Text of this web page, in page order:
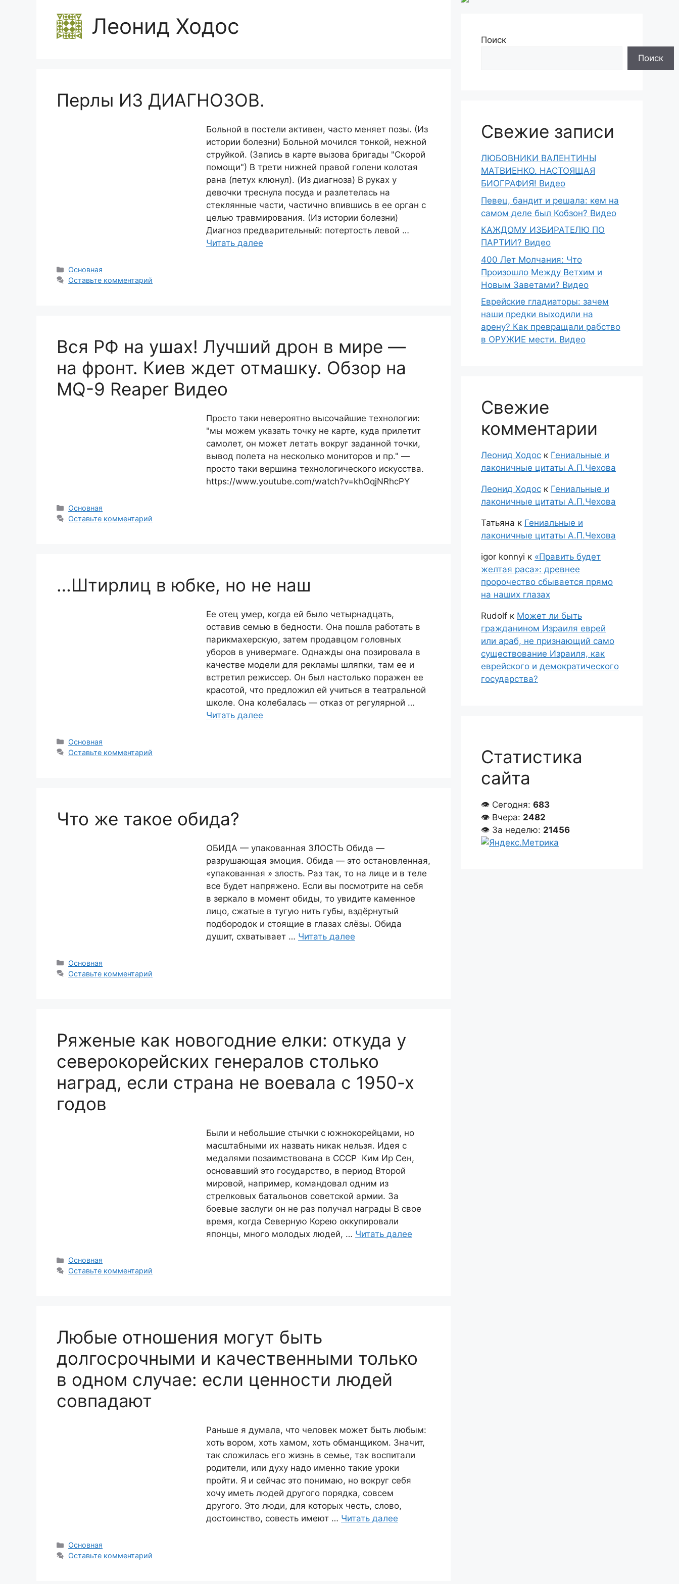
Леонид Ходос
Перлы ИЗ ДИАГНОЗОВ.
Больной в постели активен, часто меняет позы. (Из
истории болезни) Больной мочился тонкой, нежной
струйкой. (Запись в карте вызова бригады "Скорой
помощи") В трети нижней правой голени колотая
рана (петух клюнул). (Из диагноза) В руках у
девочки треснула посуда и разлетелась на
стеклянные части, частично впившись в ее орган с
целью травмирования. (Из истории болезни)
Диагноз предварительный: потертость левой …
Читать далее
Рубрики
Основная
Оставьте комментарий
Вся РФ на ушах! Лучший дрон в мире —
на фронт. Киев ждет отмашку. Обзор на
MQ-9 Reaper Видео
Просто таки невероятно высочайшие технологии:
"мы можем указать точку не карте, куда прилетит
самолет, он может летать вокруг заданной точки,
вывод полета на несколько мониторов и пр." —
просто таки вершина технологического искусства.
https://www.youtube.com/watch?v=khOqjNRhcPY
Рубрики
Основная
Оставьте комментарий
…Штирлиц в юбке, но не наш
Ее отец умер, когда ей было четырнадцать,
оставив семью в бедности. Она пошла работать в
парикмахерскую, затем продавцом головных
уборов в универмаге. Однажды она позировала в
качестве модели для рекламы шляпки, там ее и
встретил режиссер. Он был настолько поражен ее
красотой, что предложил ей учиться в театральной
школе. Она колебалась — отказ от регулярной …
Читать далее
Рубрики
Основная
Оставьте комментарий
Что же такое обида?
ОБИДА — упакованная ЗЛОСТЬ Обида —
разрушающая эмоция. Обида — это остановленная,
«упакованная » злость. Раз так, то на лице и в теле
все будет напряжено. Если вы посмотрите на себя
в зеркало в момент обиды, то увидите каменное
лицо, сжатые в тугую нить губы, вздёрнутый
подбородок и стоящие в глазах слёзы. Обида
душит, схватывает … Читать далее
Рубрики
Основная
Оставьте комментарий
Ряженые как новогодние елки: откуда у
северокорейских генералов столько
наград, если страна не воевала с 1950-х
годов
Были и небольшие стычки с южнокорейцами, но
масштабными их назвать никак нельзя. Идея с
медалями позаимствована в СССР Ким Ир Сен,
основавший это государство, в период Второй
мировой, например, командовал одним из
стрелковых батальонов советской армии. За
боевые заслуги он не раз получал награды В свое
время, когда Северную Корею оккупировали
японцы, много молодых людей, … Читать далее
Рубрики
Основная
Оставьте комментарий
Любые отношения могут быть
долгосрочными и качественными только
в одном случае: если ценности людей
совпадают
Раньше я думала, что человек может быть любым:
хоть вором, хоть хамом, хоть обманщиком. Значит,
так сложилась его жизнь в семье, так воспитали
родители, или духу надо именно такие уроки
пройти. Я и сейчас это понимаю, но вокруг себя
хочу иметь людей другого порядка, совсем
другого. Это люди, для которых честь, слово,
достоинство, совесть имеют … Читать далее
Рубрики
Основная
Оставьте комментарий
Поиск
Поиск
Свежие записи
ЛЮБОВНИКИ ВАЛЕНТИНЫ
МАТВИЕНКО. НАСТОЯЩАЯ
БИОГРАФИЯ! Видео
Певец, бандит и решала: кем на
самом деле был Кобзон? Видео
КАЖДОМУ ИЗБИРАТЕЛЮ ПО
ПАРТИИ? Видео
400 Лет Молчания: Что
Произошло Между Ветхим и
Новым Заветами? Видео
Еврейские гладиаторы: зачем
наши предки выходили на
арену? Как превращали рабство
в ОРУЖИЕ мести. Видео
Свежие
комментарии
Леонид Ходос к Гениальные и
лаконичные цитаты А.П.Чехова
Леонид Ходос к Гениальные и
лаконичные цитаты А.П.Чехова
Татьяна к Гениальные и
лаконичные цитаты А.П.Чехова
igor konnyi к «Править будет
желтая раса»: древнее
пророчество сбывается прямо
на наших глазах
Rudolf к Может ли быть
гражданином Израиля еврей
или араб, не признающий само
существование Израиля, как
еврейского и демократического
государства?
Статистика
сайта
👁 Сегодня: 683
👁 Вчера: 2482
👁 За неделю: 21456